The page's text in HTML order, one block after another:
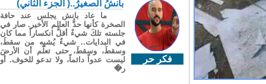
فكر حر
بانشُ الصغيرُ..( الجزء الثاني)
ما عاد بانش يجلس عند حافة
الصخرة كأنها حدُّ العالم الأخير. صار في
جلسته تلكَ شيءٌ أقلُّ انكساراً مما كان
في البدايات.. شيءٌ يُشبِه من سقطَ،
وسقطَ، وسقطَ، حتى تعلّم أن الأرضَ
ليست عدواً دائماً، ولا تدعو للخوف. أو
ر�